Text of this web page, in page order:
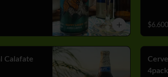
$6.600
Calafate